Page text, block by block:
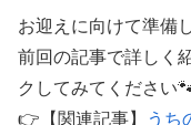
お迎えに向けて準備
前回の記事で詳しく
クしてみてください
👉【関連記事】
うち